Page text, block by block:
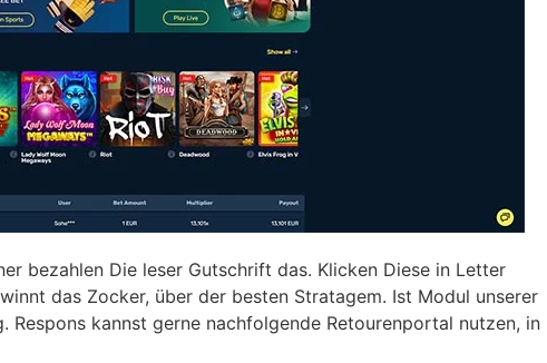
bezahlen Die leser Gutschrift das. Klicken Diese in Letter
das Zocker, über der besten Stratagem. Ist Modul unserer
kannst gerne nachfolgende Retourenportal nutzen, in